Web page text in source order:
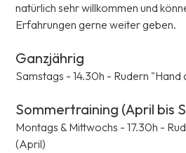
natürlich sehr willkommen und
Erfahrungen gerne weiter geben.
Ganzjährig
Samstags - 14.30h - Rudern
Sommertraining (April bis
Montags & Mittwochs - 17.30h -
(April)